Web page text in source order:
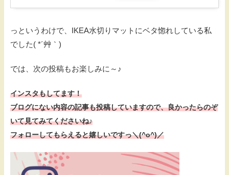
っというわけで、IKEA水切りマットにベタ惚れしている私
でした( *´艸｀)
では、次の投稿もお楽しみに～♪
インスタもしてます！
ブログにない内容の記事も投稿していますので、良かったらのぞ
いて見てみてくださいね♪
フォローしてもらえると嬉しいですっ＼(^o^)／